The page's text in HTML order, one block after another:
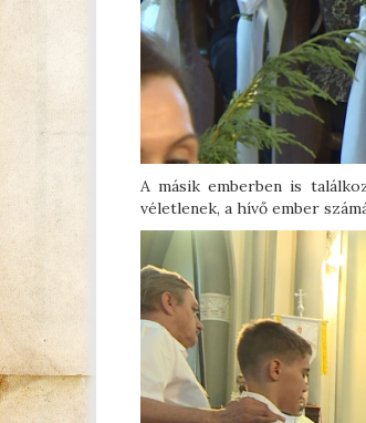
A másik emberben is
véletlenek, a hívő ember